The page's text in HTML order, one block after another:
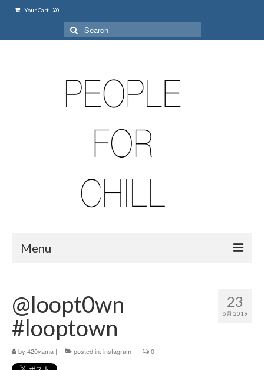
Your Cart-¥0
Search
for:
Menu
420 shibuya_info
420 shibuya_access
420 shibuya_shop
23
6月 2019
@loopt0wn
#looptown
by 420yama | posted in: instagram | 0